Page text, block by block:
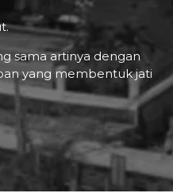
sama artinya dengan
yang membentuk jati